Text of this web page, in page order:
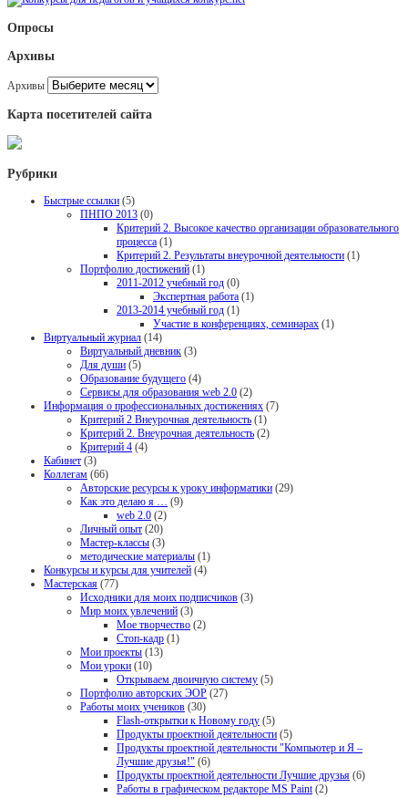
Опросы
Архивы
Архивы
Карта посетителей сайта
Рубрики
Быстрые ссылки (5)
ПНПО 2013 (0)
Критерий 2. Высокое качество организации образовательного
процесса (1)
Критерий 2. Результаты внеурочной деятельности (1)
Портфолио достижений (1)
2011-2012 учебный год (0)
Экспертная работа (1)
2013-2014 учебный год (1)
Участие в конференциях, семинарах (1)
Виртуальный журнал (14)
Виртуальный дневник (3)
Для души (5)
Образование будущего (4)
Сервисы для образования web 2.0 (2)
Информация о профессиональных достижениях (7)
Критерий 2 Внеурочная деятельность (1)
Критерий 2. Внеурочная деятельность (2)
Критерий 4 (4)
Кабинет (3)
Коллегам (66)
Авторские ресурсы к уроку информатики (29)
Как это делаю я … (9)
web 2.0 (2)
Личный опыт (20)
Мастер-классы (3)
методические материалы (1)
Конкурсы и курсы для учителей (4)
Мастерская (77)
Исходники для моих подписчиков (3)
Мир моих увлечений (3)
Мое творчество (2)
Стоп-кадр (1)
Мои проекты (13)
Мои уроки (10)
Открываем двоичную систему (5)
Портфолио авторских ЭОР (27)
Работы моих учеников (30)
Flash-открытки к Новому году (5)
Продукты проектной деятельности (5)
Продукты проектной деятельности "Компьютер и Я –
Лучшие друзья!" (6)
Продукты проектной деятельности Лучшие друзья (6)
Работы в графическом редакторе MS Paint(2)